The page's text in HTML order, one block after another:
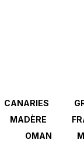
CANARIES
MADÈRE
OMAN